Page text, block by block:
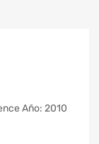
Año: 2010